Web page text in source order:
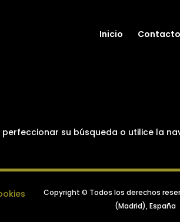
Inicio Contacto
su búsqueda o utilice la
Copyright © Todos los derechos
(Madrid), España